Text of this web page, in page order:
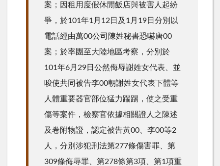
案；因租用度假休閒飯店與被害人起紛
爭，於101年1月12日及1月19日分別以
電話經由萬00公司陳姓秘書恐嚇唐00
案；於率團至大陸地區考察，分別於
101年6月29日公然侮辱謝姓女代表、並
唆使共同被告李00朝謝姓女代表下體等
人體重要器官部位猛力踹踢，使之受重
傷等案件，檢察官依據相關證人之陳述
及卷附物證，認定被告黃00、李00等2
人，分別涉犯刑法第277條傷害罪、第
309條侮辱罪、第278條第3項、第1項重